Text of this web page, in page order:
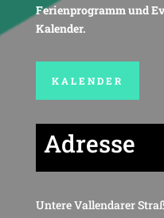
Ferienprogramm und
Kalender.
KALENDER
Adresse
Untere Vallendarer